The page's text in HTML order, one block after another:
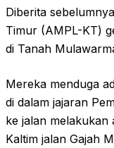
Diberita
Timur (AMPL-KT)
di Tanah
Mereka menduga
di dalam jajaran
ke jalan melakukan
Kaltim jalan Gajah